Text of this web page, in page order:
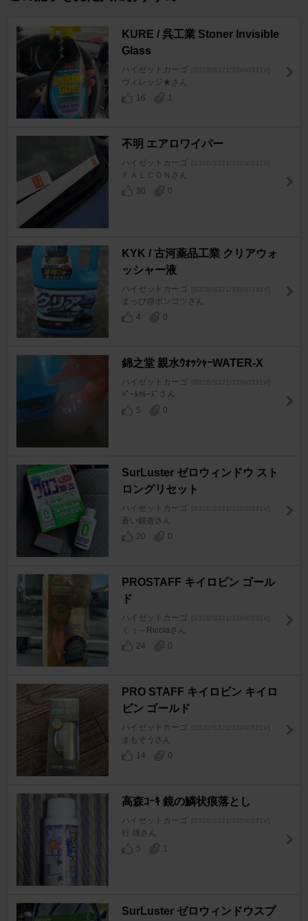
KURE / 呉工業 Stoner Invisible
Glass
ハイゼットカーゴ [S320/S321/330V/331V]
ヴィレッジ★さん
16
1
不明 エアロワイパー
ハイゼットカーゴ [S320/S321/330V/331V]
ＦＡＬＣＯＮさん
30
0
KYK / 古河薬品工業 クリアウォ
ッシャー液
ハイゼットカーゴ [S320/S321/330V/331V]
まっぴ@ポンコツさん
4
0
錦之堂 親水ｳｫｯｼｬｰWATER-X
ハイゼットカーゴ [S320/S321/330V/331V]
ﾊﾟｰﾙｸﾙｰｽﾞさん
5
0
SurLuster ゼロウィンドウ スト
ロングリセット
ハイゼットカーゴ [S320/S321/330V/331V]
蒼い銀杏さん
20
0
PROSTAFF キイロビン ゴール
ド
ハイゼットカーゴ [S320/S321/330V/331V]
くぅ～Ricciaさん
24
0
PRO STAFF キイロビン キイロ
ビン ゴールド
ハイゼットカーゴ [S320/S321/330V/331V]
まもぞうさん
14
0
高森ｺｰｷ 鏡の鱗状痕落とし
ハイゼットカーゴ [S320/S321/330V/331V]
行 雄さん
5
1
SurLuster ゼロウィンドウスプ